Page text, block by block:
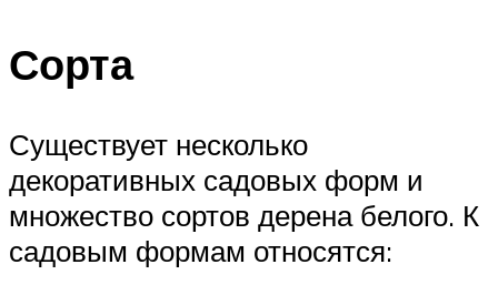
Сорта
Существует несколько
декоративных садовых форм и
множество сортов дерена белого. К
садовым формам относятся: